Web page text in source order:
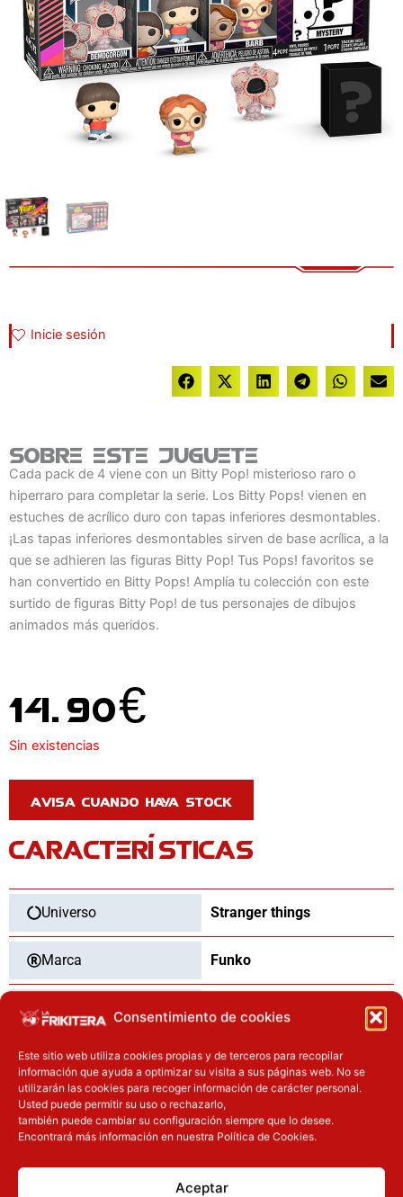
Consentimiento de cookies
Este sitio web utiliza cookies propias y de terceros para recopilar
información que ayuda a optimizar su visita a sus páginas web. No se
utilizarán las cookies para recoger información de carácter personal.
Usted puede permitir su uso o rechazarlo,
también puede cambiar su configuración siempre que lo desee.
Encontrará más información en nuestra Política de Cookies.
Aceptar
Inicie sesión
Sobre este juguete
Cada pack de 4 viene con un Bitty Pop! misterioso raro o
hiperraro para completar la serie. Los Bitty Pops! vienen en
estuches de acrílico duro con tapas inferiores desmontables.
¡Las tapas inferiores desmontables sirven de base acrílica, a la
que se adhieren las figuras Bitty Pop! Tus Pops! favoritos se
han convertido en Bitty Pops! Amplía tu colección con este
surtido de figuras Bitty Pop! de tus personajes de dibujos
animados más queridos.
14.90€
Sin existencias
CARACTERÍSTICAS
Universo Stranger things
Marca Funko
Categoría Funko Pop
Tipo Nuevo
OTROS PRODUCTOS QUE TE
PUEDEN INTERESAR